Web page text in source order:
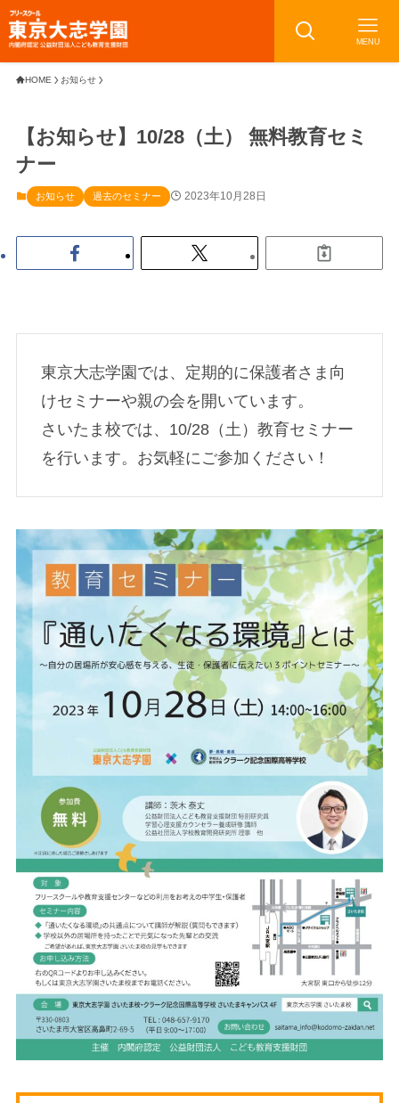
MENU
HOME お知らせ
【お知らせ】10/28（土） 無料教育セミ
ナー
お知らせ 過去のセミナー 2023年10月28日
東京大志学園では、定期的に保護者さま向
けセミナーや親の会を開いています。
さいたま校では、10/28（土）教育セミナー
を行います。お気軽にご参加ください！